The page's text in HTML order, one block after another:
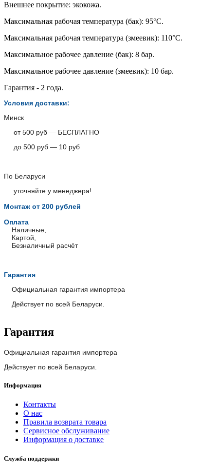
Внешнее покрытие: экокожа.
Максимальная рабочая температура (бак): 95°C.
Максимальная рабочая температура (змеевик): 110°C.
Максимальное рабочее давление (бак): 8 бар.
Максимальное рабочее давление (змеевик): 10 бар.
Гарантия - 2 года.
Условия доставки:
Минск
от 500 руб — БЕСПЛАТНО
до 500 руб — 10 руб
По Беларуси
уточняйте у менеджера!
Монтаж от 200 рублей
Оплата
Наличные,
Картой,
Безналичный расчёт
Гарантия
Официальная гарантия импортера
Действует по всей Беларуси.
Гарантия
Официальная гарантия импортера
Действует по всей Беларуси.
Информация
Контакты
О нас
Правила возврата товара
Сервисное обслуживание
Информация о доставке
Служба поддержки